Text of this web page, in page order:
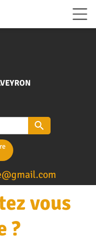
search
ail.com
vous
?